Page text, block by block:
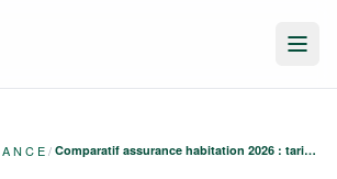
/ Comparatif assurance habitation 2026 : tarifs, garanties et économies jusqu'à 40 %